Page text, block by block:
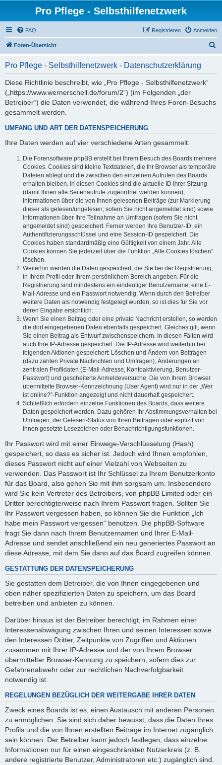
Pro Pflege - Selbsthilfenetzwerk
FAQ Anmelden
Registrieren
Foren-Übersicht
Pro Pflege - Selbsthilfenetzwerk - Datenschutzerklärung
Diese Richtlinie beschreibt, wie „Pro Pflege - Selbsthilfenetzwerk“
(„https://www.wernerschell.de/forum/2“) (im Folgenden „der
Betreiber“) die Daten verwendet, die während Ihres Foren-Besuchs
gesammelt werden.
UMFANG UND ART DER DATENSPEICHERUNG
Ihre Daten werden auf vier verschiedene Arten gesammelt:
Die Forensoftware phpBB erstellt bei Ihrem Besuch des Boards mehrere
Cookies. Cookies sind kleine Textdateien, die Ihr Browser als temporäre
Dateien ablegt und die zwischen den einzelnen Aufrufen des Boards
erhalten bleiben. In diesen Cookies sind die aktuelle ID Ihrer Sitzung
(damit Ihnen alle Seitenaufrufe zugeordnet werden können),
Informationen über die von Ihnen gelesenen Beiträge (zur Markierung
dieser als gelesen/ungelesen; sofern Sie nicht angemeldet sind) sowie
Informationen über Ihre Teilnahme an Umfragen (sofern Sie nicht
angemeldet sind) gespeichert. Ferner werden Ihre Benutzer-ID, ein
Authentifizierungsschlüssel und eine Session-ID gespeichert. Die
Cookies haben standardmäßig eine Gültigkeit von einem Jahr. Alle
Cookies können Sie jederzeit über die Funktion „Alle Cookies löschen“
löschen.
Weiterhin werden die Daten gespeichert, die Sie bei der Registrierung,
in Ihrem Profil oder Ihrem persönlichem Bereich angeben. Für die
Registrierung sind mindestens ein eindeutiger Benutzername, eine E-
Mail-Adresse und ein Passwort notwendig. Wenn durch den Betreiber
weitere Daten als notwendig festgelegt wurden, so ist dies für Sie vor
deren Eingabe ersichtlich.
Wenn Sie einen Beitrag oder eine private Nachricht erstellen, so werden
die dort eingegebenen Daten ebenfalls gespeichert. Gleiches gilt, wenn
Sie einen Beitrag als Entwurf zwischenspeichern. In diesen Fällen wird
auch Ihre IP-Adresse gespeichert. Die IP-Adresse wird weiterhin bei
folgenden Aktionen gespeichert: Löschen und Ändern von Beiträgen
(dazu zählen Private Nachrichten und Umfragen), Änderungen an
zentralen Profildaten (E-Mail-Adresse, Kontoaktivierung, Benutzer-
Passwort) und gescheiterte Anmeldeversuche. Die von Ihrem Browser
übermittelte Browser-Kennzeichnung (User Agent) wird nur in der „Wer
ist online?“-Funktion angezeigt und nicht dauerhaft gespeichert.
Schließlich erfordern einzelne Funktionen des Boards, dass weitere
Daten gespeichert werden. Dazu gehören Ihr Abstimmungsverhalten bei
Umfragen, der Gelesen-Status von Ihren Beiträgen oder explizit von
Ihnen gesetzte Lesezeichen oder Benachrichtigungsfunktionen.
Ihr Passwort wird mit einer Einwege-Verschlüsselung (Hash)
gespeichert, so dass es sicher ist. Jedoch wird Ihnen empfohlen,
dieses Passwort nicht auf einer Vielzahl von Webseiten zu
verwenden. Das Passwort ist Ihr Schlüssel zu Ihrem Benutzerkonto
für das Board, also gehen Sie mit ihm sorgsam um. Insbesondere
wird Sie kein Vertreter des Betreibers, von phpBB Limited oder ein
Dritter berechtigterweise nach Ihrem Passwort fragen. Sollten Sie
Ihr Passwort vergessen haben, so können Sie die Funktion „Ich
habe mein Passwort vergessen“ benutzen. Die phpBB-Software
fragt Sie dann nach Ihrem Benutzernamen und Ihrer E-Mail-
Adresse und sendet anschließend ein neu generiertes Passwort an
diese Adresse, mit dem Sie dann auf das Board zugreifen können.
GESTATTUNG DER DATENSPEICHERUNG
Sie gestatten dem Betreiber, die von Ihnen eingegebenen und
oben näher spezifizierten Daten zu speichern, um das Board
betreiben und anbieten zu können.
Darüber hinaus ist der Betreiber berechtigt, im Rahmen einer
Interessenabwägung zwischen Ihren und seinen Interessen sowie
den Interessen Dritter, Zeitpunkte von Zugriffen und Aktionen
zusammen mit Ihrer IP-Adresse und der von Ihrem Browser
übermittelter Browser-Kennung zu speichern, sofern dies zur
Gefahrenabwehr oder zur rechtlichen Nachverfolgbarkeit
notwendig ist.
REGELUNGEN BEZÜGLICH DER WEITERGABE IHRER DATEN
Zweck eines Boards ist es, einen Austausch mit anderen Personen
zu ermöglichen. Sie sind sich daher bewusst, dass die Daten Ihres
Profils und die von Ihnen erstellten Beiträge im Internet zugänglich
sein können. Der Betreiber kann jedoch festlegen, dass einzelne
Informationen nur für einen eingeschränkten Nutzerkreis (z. B.
andere registrierte Benutzer, Administratoren etc.) zugänglich sind.